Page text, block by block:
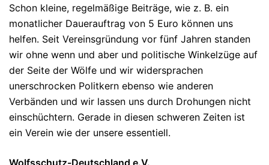
Schon kleine, regelmäßige Beiträge, wie z. B. ein
monatlicher Dauerauftrag von 5 Euro können uns
helfen. Seit Vereinsgründung vor fünf Jahren standen
wir ohne wenn und aber und politische Winkelzüge auf
der Seite der Wölfe und wir widersprachen
unerschrocken Politkern ebenso wie anderen
Verbänden und wir lassen uns durch Drohungen nicht
einschüchtern. Gerade in diesen schweren Zeiten ist
ein Verein wie der unsere essentiell.
Wolfsschutz-Deutschland e.V.